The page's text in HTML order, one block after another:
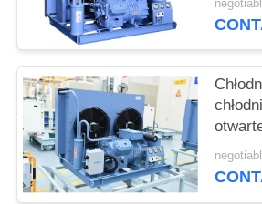
POLICY
i